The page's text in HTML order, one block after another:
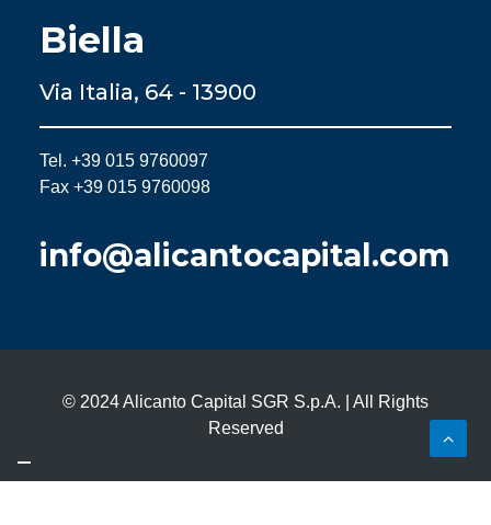
Biella
Via Italia, 64 - 13900
Tel. +39 015 9760097
Fax +39 015 9760098
info@alicantocapital.com
© 2024 Alicanto Capital SGR S.p.A. | All Rights
Reserved